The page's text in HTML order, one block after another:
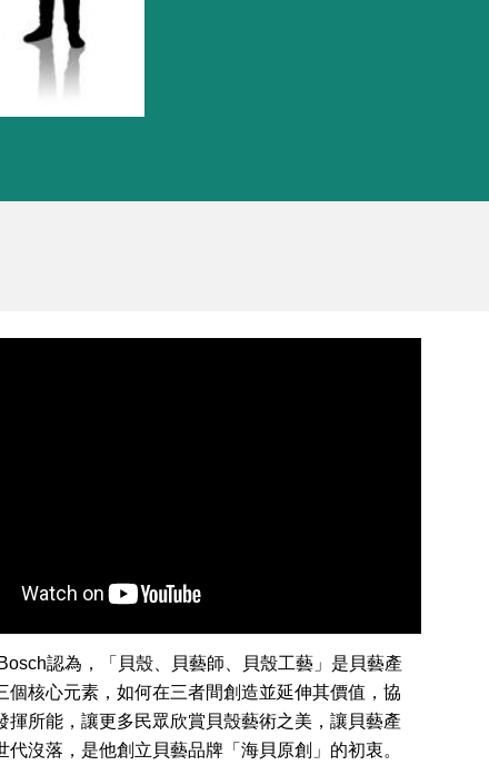
Bosch認為，「貝殼、貝藝師、貝殼工藝」是貝藝產
個核心元素，如何在三者間創造並延伸其價值，協
揮所能，讓更多民眾欣賞貝殼藝術之美，讓貝藝產
代沒落，是他創立貝藝品牌「海貝原創」的初衷。